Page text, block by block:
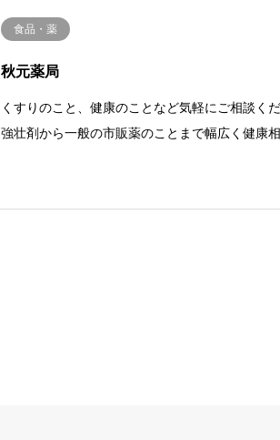
食品・薬
秋元薬局
くすりのこと、健康のことなど気軽にご相談く
強壮剤から一般の市販薬のことまで幅広く健康